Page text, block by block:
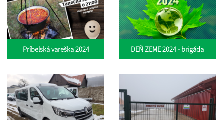
Príbelská vareška 2024 DEŇ ZEME 2024 - brigáda